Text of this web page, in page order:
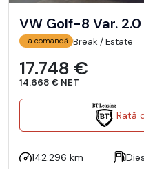
VW Golf-8 Var. 2.0
La comandă Break / Estate
17.748 €
14.668 € NET
Rată
142.296 km